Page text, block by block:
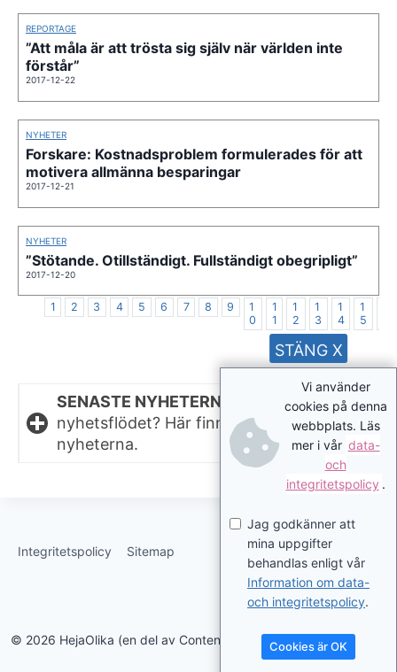
REPORTAGE
”Att måla är att trösta sig själv när världen inte
förstår”
2017-12-22
NYHETER
Forskare: Kostnadsproblem formulerades för att
motivera allmänna besparingar
2017-12-21
NYHETER
”Stötande. Otillständigt. Fullständigt obegripligt”
2017-12-20
1 2 3 4 5 6 7 8 9
1
0
1
1
1
2
1
3
1
4
1
5
SENASTE NYHETERNA.
Missat något i
nyhetsflödet? Här finns de senaste
nyheterna.
Integritetspolicy Sitemap
© 2026 HejaOlika (en del av Contentverkstan.se)
Vi använder
cookies på denna
webbplats. Läs
mer i vår data-
och
integritetspolicy .
Jag godkänner att
mina uppgifter
behandlas enligt vår
Information om data-
och integritetspolicy.
Cookies är OK
STÄNG X